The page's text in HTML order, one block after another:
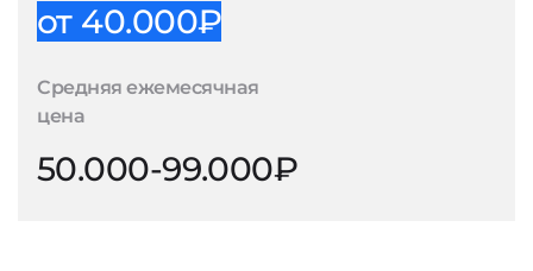
от 40.000₽
Средняя ежемесячная
цена
50.000-99.000₽